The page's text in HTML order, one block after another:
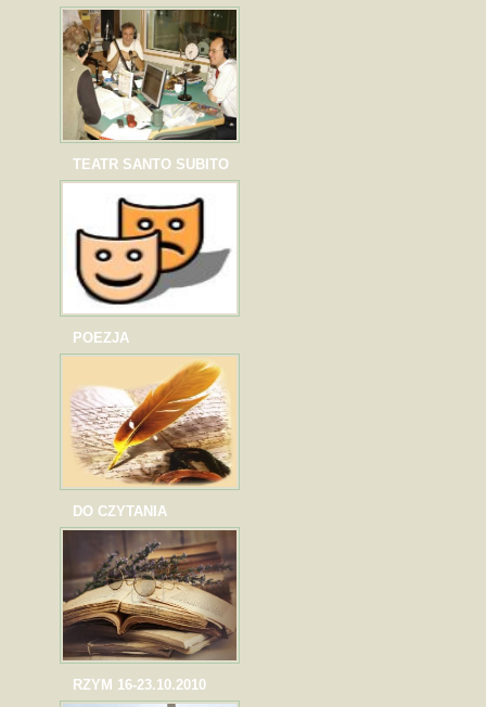
TEATR SANTO SUBITO
POEZJA
DO CZYTANIA
RZYM 16-23.10.2010